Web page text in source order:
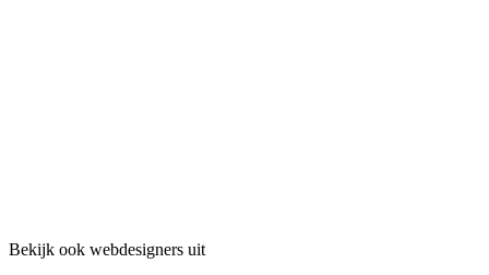
Bekijk ook webdesigners uit